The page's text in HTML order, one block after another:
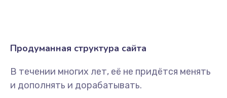
Продуманная структура сайта
В течении многих лет, её не придётся менять
и дополнять и дорабатывать.